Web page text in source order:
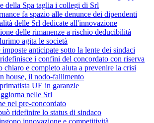
della Spa taglia i collegi di Srl
fa spazio alle denunce dei dipendenti
delle Srl dedicate all'innovazione
delle rimanenze a rischio deducibilità
agita le società
anticipate sotto la lente dei sindaci
i confini del concordato con riserva
chiaro e completo aiuta a prevenire la crisi
house, il nodo-fallimento
UE in garanzie
nelle Srl
nel pre-concordato
ridefinire lo status di sindaco
innovazione e competitività